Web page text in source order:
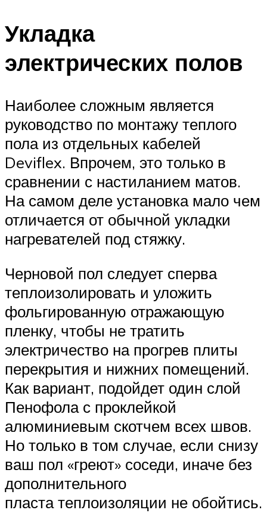
Укладка
электрических полов
Наиболее сложным является
руководство по монтажу теплого
пола из отдельных кабелей
Deviflex. Впрочем, это только в
сравнении с настиланием матов.
На самом деле установка мало чем
отличается от обычной укладки
нагревателей под стяжку.
Черновой пол следует сперва
теплоизолировать и уложить
фольгированную отражающую
пленку, чтобы не тратить
электричество на прогрев плиты
перекрытия и нижних помещений.
Как вариант, подойдет один слой
Пенофола с проклейкой
алюминиевым скотчем всех швов.
Но только в том случае, если снизу
ваш пол «греют» соседи, иначе без
дополнительного
пласта теплоизоляции не обойтись.